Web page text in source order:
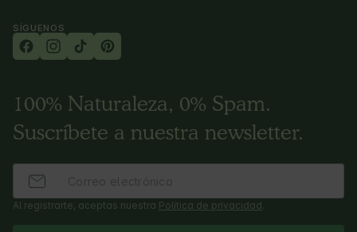
SÍGUENOS
100% Naturaleza, 0% Spam.
Suscríbete a nuestra newsletter.
Al registrarte, aceptas nuestra Política de privacidad.